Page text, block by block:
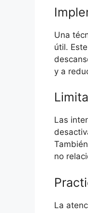
Una
útil.
y a
Las
no
La